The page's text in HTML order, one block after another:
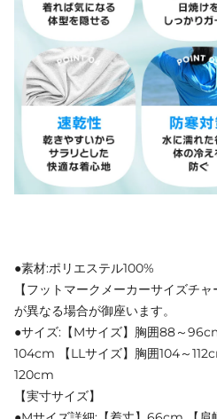
●素材:ポリエステル100%
【フットマークメーカーサイズチ
が異なる場合が御座います。
●サイズ:【Mサイズ】胸囲88～
104cm 【LLサイズ】胸囲104～
120cm
【実寸サイズ】